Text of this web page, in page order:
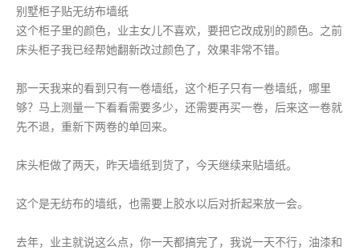
别墅柜子贴无纺布墙纸
这个柜子里的颜色，业主女儿不喜欢，要把它改成别的颜色。之前
床头柜子我已经帮她翻新改过颜色了，效果非常不错。
那一天我来的看到只有一卷墙纸，这个柜子只有一卷墙纸，哪里
够？马上测量一下看看需要多少，还需要再买一卷，后来这一卷就
先不退，重新下两卷的单回来。
床头柜做了两天，昨天墙纸到货了，今天继续来贴墙纸。
这个是无纺布的墙纸，也需要上胶水以后对折起来放一会。
去年，业主就说这么点，你一天都搞完了，我说一天不行，油漆和